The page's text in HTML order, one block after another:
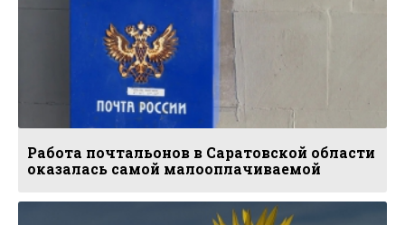
Работа почтальонов в Саратовской области
оказалась самой малооплачиваемой